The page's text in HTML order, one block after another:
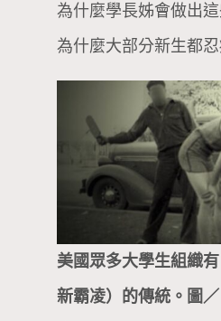
為什麼學長姊會做出
為什麼大部分新生都忍
美國眾多大學生組織
新霸凌）的傳統。圖